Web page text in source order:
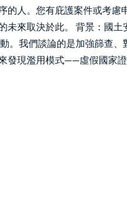
的人。您有庇護案件或考慮
來取決於此。 背景：國
。我們談論的是加強篩查
發現濫用模式——虛假國家